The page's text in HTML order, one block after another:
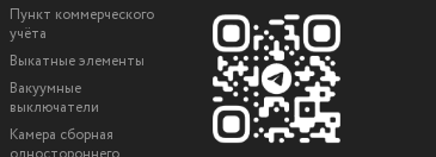
Пункт коммерческого
учёта
Выкатные элементы
Вакуумные
выключатели
Камера сборная